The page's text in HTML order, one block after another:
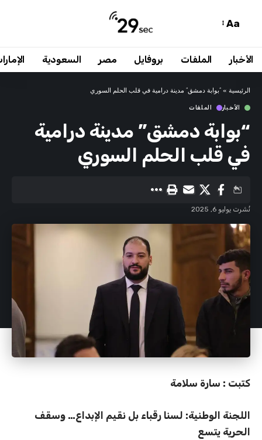
Aa
الأخبار الملفات بروفايل مصر السعودية
الرئيسية » “بوابة دمشق” مدينة درامية في قلب الحلم السوري
الأخبار الملفات
“بوابة دمشق” مدينة درامية
في قلب الحلم السوري
نُشرت يوليو 6, 2025
كتبت : سارة سلامة
اللجنة الوطنية: لسنا رقباء بل نقيم الإبداع… وسقف
الحرية يتسع